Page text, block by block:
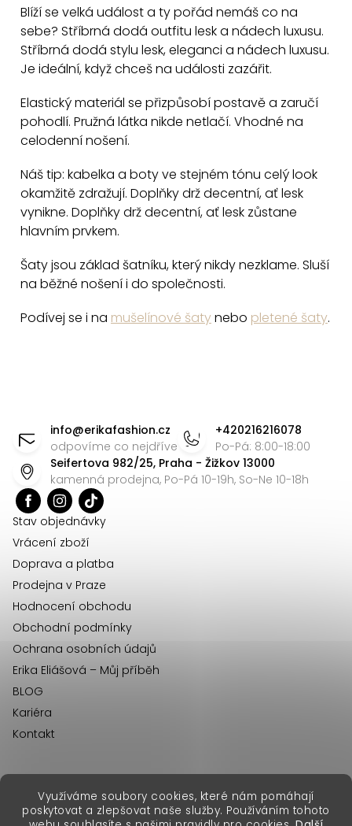
Využíváme soubory cookies, které nám pomáhají
poskytovat a zlepšovat naše služby. Používáním tohoto
l
á
d
c
í
v
k
ý
p
i
s
Blíží se velká událost a ty pořád nemáš co na
sebe? Stříbrná dodá outfitu lesk a nádech luxusu.
Stříbrná dodá stylu lesk, eleganci a nádech luxusu.
Je ideální, když chceš na události zazářit.
Elastický materiál se přizpůsobí postavě a zaručí
pohodlí. Pružná látka nikde netlačí. Vhodné na
celodenní nošení.
Náš tip: kabelka a boty ve stejném tónu celý look
okamžitě zdražují. Doplňky drž decentní, ať lesk
vynikne. Doplňky drž decentní, ať lesk zůstane
hlavním prvkem.
Šaty jsou základ šatníku, který nikdy nezklame. Sluší
na běžné nošení i do společnosti.
Podívej se i na mušelínové šatynebo pletené šaty.
info@erikafashion.cz
odpovíme co nejdříve
+420216216078
Po-Pá: 8:00-18:00
Seifertova 982/25, Praha - Žižkov 13000
kamenná prodejna, Po-Pá 10-19h, So-Ne 10-18h
Stav objednávky
Vrácení zboží
Doprava a platba
Prodejna v Praze
Hodnocení obchodu
Obchodní podmínky
Ochrana osobních údajů
Erika Eliášová – Můj příběh
BLOG
Kariéra
Kontakt
Copyright 2026Erika Fashion. Všechna práva vyhrazena.
erikafashion.sk